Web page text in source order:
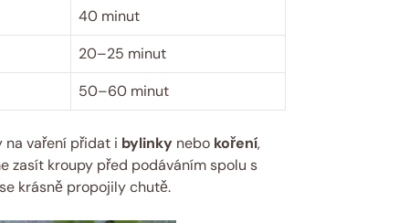
40 minut
20–25 minut
50–60 minut
na vaření přidat i bylinky nebo koření,
zasít kroupy před podáváním spolu s
krásně propojily chutě.